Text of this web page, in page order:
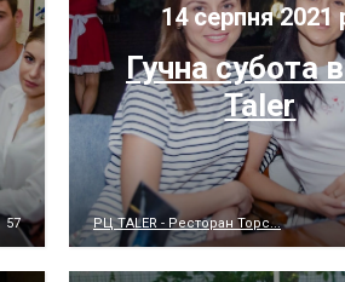
57
14 серпня 2021
Гучна субота
Taler
РЦ TALER - Ресторан Торс...